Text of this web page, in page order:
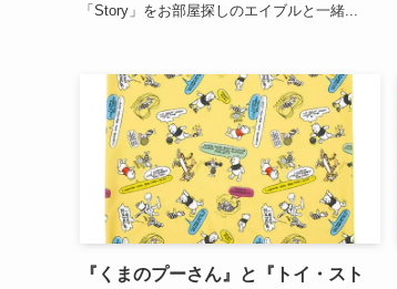
「Story」をお部屋探しのエイブルと一緒...
『くまのプーさん』と『トイ・スト